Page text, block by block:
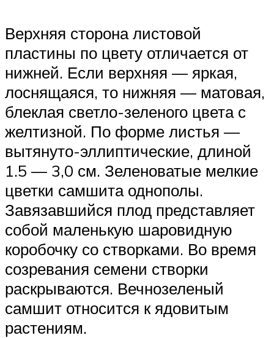
Верхняя сторона листовой
пластины по цвету отличается от
нижней. Если верхняя — яркая,
лоснящаяся, то нижняя — матовая,
блеклая светло-зеленого цвета с
желтизной. По форме листья —
вытянуто-эллиптические, длиной
1.5 — 3,0 см. Зеленоватые мелкие
цветки самшита однополы.
Завязавшийся плод представляет
собой маленькую шаровидную
коробочку со створками. Во время
созревания семени створки
раскрываются. Вечнозеленый
самшит относится к ядовитым
растениям.